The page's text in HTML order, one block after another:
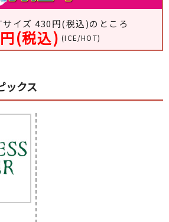
サイズ 430円(税込)のところ
(税込) (ICE/HOT)
ックス